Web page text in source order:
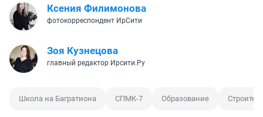
Ксения Филимонова
фотокорреспондент ИрСити
Зоя Кузнецова
главный редактор Ирсити.Ру
Школа на Багратиона СПМК-7 Образование